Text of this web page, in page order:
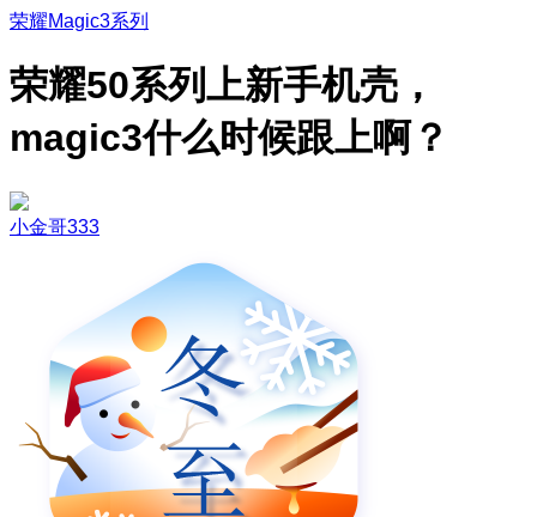
荣耀Magic3系列
荣耀50系列上新手机壳，
magic3什么时候跟上啊？
小金哥333